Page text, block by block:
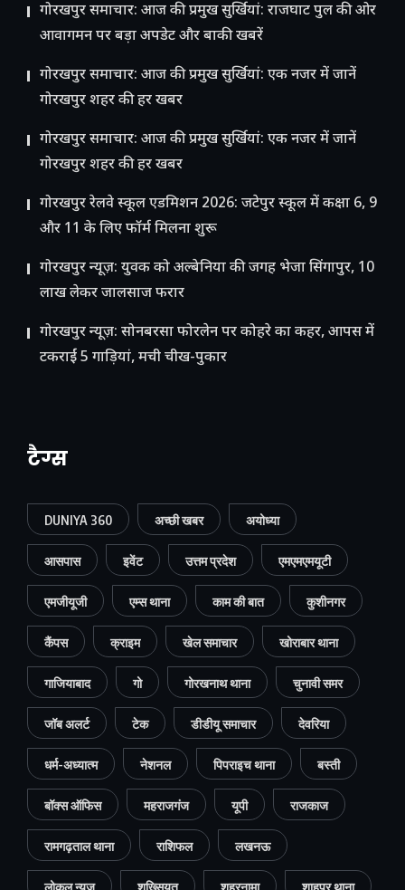
गोरखपुर समाचार: आज की प्रमुख सुर्खियां: राजघाट पुल की ओर
आवागमन पर बड़ा अपडेट और बाकी खबरें
गोरखपुर समाचार: आज की प्रमुख सुर्खियां: एक नजर में जानें
गोरखपुर शहर की हर खबर
गोरखपुर समाचार: आज की प्रमुख सुर्खियां: एक नजर में जानें
गोरखपुर शहर की हर खबर
गोरखपुर रेलवे स्कूल एडमिशन 2026: जटेपुर स्कूल में कक्षा 6, 9
और 11 के लिए फॉर्म मिलना शुरू
गोरखपुर न्यूज़: युवक को अल्बेनिया की जगह भेजा सिंगापुर, 10
लाख लेकर जालसाज फरार
गोरखपुर न्यूज़: सोनबरसा फोरलेन पर कोहरे का कहर, आपस में
टकराईं 5 गाड़ियां, मची चीख-पुकार
टैग्स
DUNIYA 360 अच्छी खबर अयोध्या
आसपास इवेंट उत्तम प्रदेश एमएमएमयूटी
एमजीयूजी एम्स थाना काम की बात कुशीनगर
कैंपस क्राइम खेल समाचार खोराबार थाना
गाजियाबाद गो गोरखनाथ थाना चुनावी समर
जॉब अलर्ट टेक डीडीयू समाचार देवरिया
धर्म-अध्यात्म नेशनल पिपराइच थाना बस्ती
बॉक्स ऑफिस महराजगंज यूपी राजकाज
रामगढ़ताल थाना राशिफल लखनऊ
लोकल न्यूज शख्सियत शहरनामा शाहपुर थाना